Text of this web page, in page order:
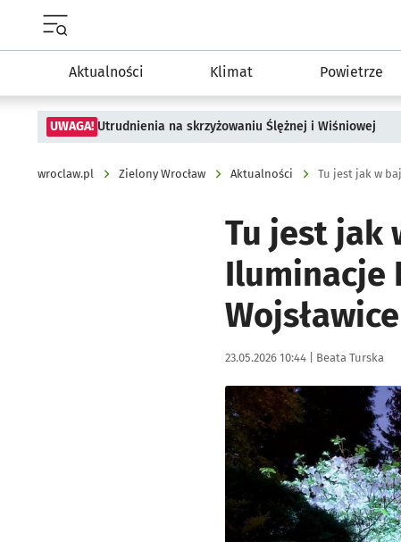
Aktualności Klimat Powietrze
UWAGA! Utrudnienia na skrzyżowaniu Ślężnej i Wiśniowej
wroclaw.pl Zielony Wrocław Aktualności
Tu jest jak
Iluminacje
Wojsławice
Data publikacji:
23.05.2026 10:44 | Autor:
Beata Turska
Kliknij, aby powiększyć